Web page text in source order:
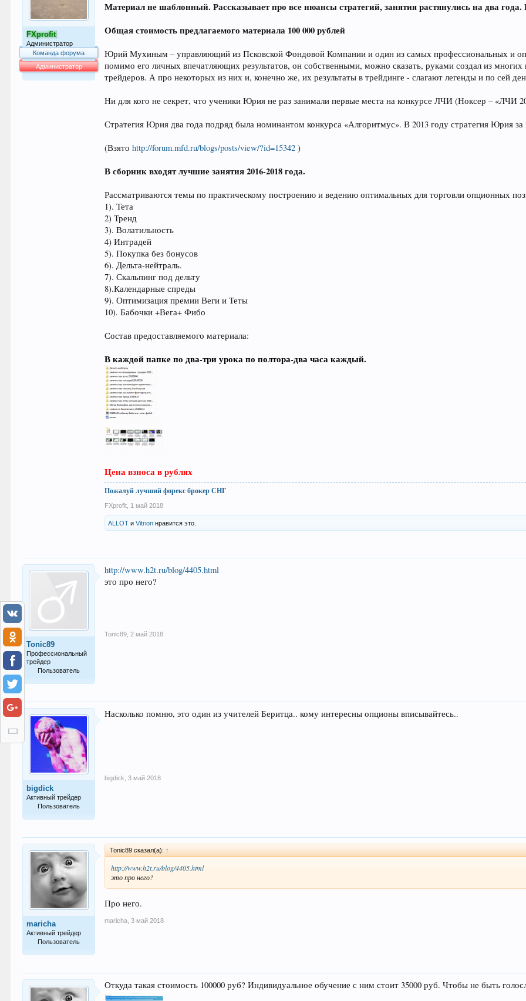
FXprofit
Администратор
Команда форума
Администратор
Материал не шаблонный. Рассказывает про все нюансы стратегий, занятия растянулись на два года.
Общая стоимость предлагаемого материала 100 000 рублей
Юрий Мухиным – управляющий из Псковской Фондовой Компании и один из самых профессиональных и
помимо его личных впечатляющих результатов, он собственными, можно сказать, руками создал из
трейдеров. А про некоторых из них и, конечно же, их результаты в трейдинге - слагают легенды и по сей
Ни для кого не секрет, что ученики Юрия не раз занимали первые места на конкурсе ЛЧИ (Ноксер – «ЛЧИ
Стратегия Юрия два года подряд была номинантом конкурса «Алгоритмус». В 2013 году стратегия Юрия за
(Взятоhttp://forum.mfd.ru/blogs/posts/view/?id=15342 )
В сборник входят лучшие занятия 2016-2018 года.
Рассматриваются темы по практическому построению и ведению оптимальных для торговли опционных
1). Тета
2) Тренд
3). Волатильность
4) Интрадей
5). Покупка без бонусов
6). Дельта-нейтраль.
7). Скальпинг под дельту
8).Календарные спреды
9). Оптимизация премии Веги и Теты
10). Бабочки +Вега+ Фибо
Состав предоставляемого материала:
В каждой папке по два-три урока по полтора-два часа каждый.
Цена взноса в рублях
Пожалуй лучший форекс брокер СНГ
FXprofit 1 май 2018
ALLOT иVitrion нравится это.
Tonic89
Профессиональный
трейдер
Пользователь
http://www.h2t.ru/blog/4405.html
это про него?
Tonic89 2 май 2018
bigdick
Активный трейдер
Пользователь
Насколько помню, это один из учителей Беритца.. кому интересны опционы вписывайтесь..
bigdick 3 май 2018
maricha
Активный трейдер
Пользователь
Tonic89 сказал(а): ↑
http://www.h2t.ru/blog/4405.html
это про него?
Про него.
maricha 3 май 2018
Откуда такая стоимость 100000 руб? Индивидуальное обучение с ним стоит 35000 руб. Чтобы не быть